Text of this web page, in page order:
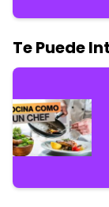
Te Puede